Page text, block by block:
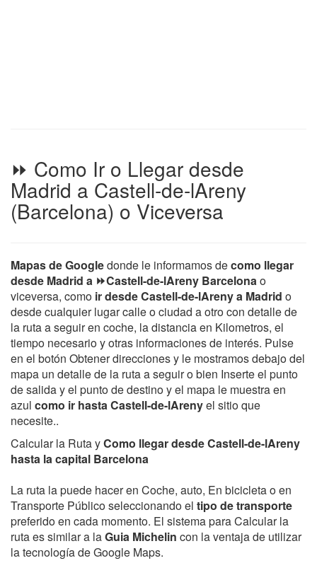
⏩ Como Ir o Llegar desde
Madrid a Castell-de-lAreny
(Barcelona) o Viceversa
Mapas de Googledonde le informamos decomo llegar
desde Madrid a ⏩Castell-de-lAreny Barcelonao
viceversa, como ir desde Castell-de-lAreny a Madrid o
desde cualquier lugar calle o ciudad a otro con detalle de
la ruta a seguir en coche, la distancia en Kilometros, el
tiempo necesario y otras informaciones de interés. Pulse
en el botón Obtener direcciones y le mostramos debajo del
mapa un detalle de la ruta a seguir o bien Inserte el punto
de salida y el punto de destino y el mapa le muestra en
azul como ir hasta Castell-de-lArenyel sitio que
necesite..
Calcular la Ruta yComo llegar desde Castell-de-lAreny
hasta la capital Barcelona
La ruta la puede hacer en Coche, auto, En bicicleta o en
Transporte Público seleccionando el tipo de transporte
preferido en cada momento. El sistema para Calcular la
ruta es similar a laGuia Michelin con la ventaja de utilizar
la tecnología de Google Maps.